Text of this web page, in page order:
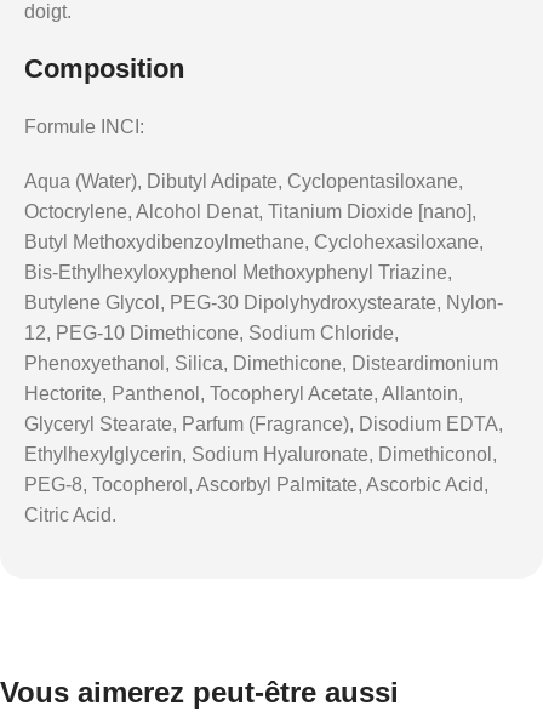
doigt.
Composition
Formule INCI:
Aqua (Water), Dibutyl Adipate, Cyclopentasiloxane,
Octocrylene, Alcohol Denat, Titanium Dioxide [nano],
Butyl Methoxydibenzoylmethane, Cyclohexasiloxane,
Bis-Ethylhexyloxyphenol Methoxyphenyl Triazine,
Butylene Glycol, PEG-30 Dipolyhydroxystearate, Nylon-
12, PEG-10 Dimethicone, Sodium Chloride,
Phenoxyethanol, Silica, Dimethicone, Disteardimonium
Hectorite, Panthenol, Tocopheryl Acetate, Allantoin,
Glyceryl Stearate, Parfum (Fragrance), Disodium EDTA,
Ethylhexylglycerin, Sodium Hyaluronate, Dimethiconol,
PEG-8, Tocopherol, Ascorbyl Palmitate, Ascorbic Acid,
Citric Acid.
Vous aimerez peut-être aussi